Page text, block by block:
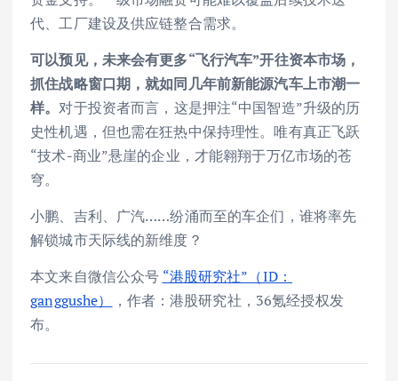
代、工厂建设及供应链整合需求。
可以预见，未来会有更多“飞行汽车”开往资本市场，
抓住战略窗口期，就如同几年前新能源汽车上市潮一
样。对于投资者而言，这是押注“中国智造”升级的历
史性机遇，但也需在狂热中保持理性。唯有真正飞跃
“技术-商业”悬崖的企业，才能翱翔于万亿市场的苍
穹。
小鹏、吉利、广汽……纷涌而至的车企们，谁将率先
解锁城市天际线的新维度？
本文来自微信公众号 “港股研究社”（ID：
ganggushe）
，作者：港股研究社，36氪经授权发
布。